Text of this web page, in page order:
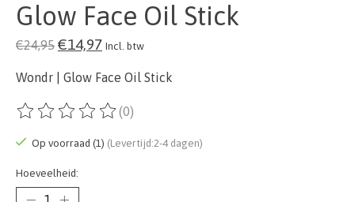
Glow Face Oil Stick
€24,95 €14,97 Incl. btw
Wondr | Glow Face Oil Stick
De beoordeling van dit product is
(0)
Op voorraad (1) (Levertijd:2-4 dagen)
Hoeveelheid: